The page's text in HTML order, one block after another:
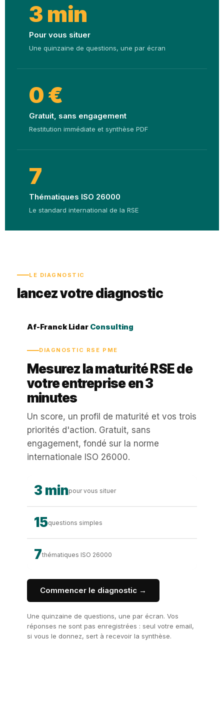
3 min
Pour vous situer
Une quinzaine de questions, une par écran
0 €
Gratuit, sans engagement
Restitution immédiate et synthèse PDF
7
Thématiques ISO 26000
Le standard international de la RSE
LE DIAGNOSTIC
lancez votre diagnostic